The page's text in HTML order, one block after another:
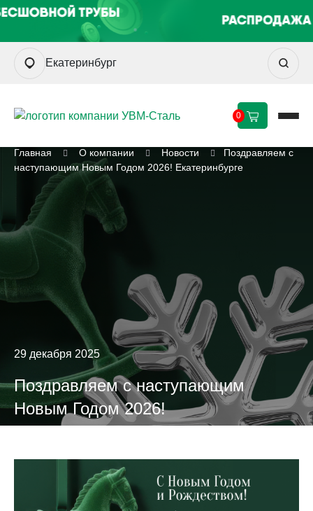
Екатеринбург
0
Главная О компании Новости
Поздравляем с
наступающим Новым Годом 2026! Екатеринбурге
29 декабря 2025
Поздравляем с наступающим
Новым Годом 2026!